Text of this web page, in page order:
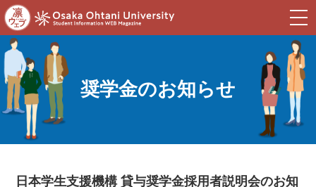
奨学金のお知らせ
日本学生支援機構 貸与奨学金採用者説明会のお知